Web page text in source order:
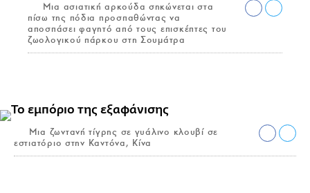
Μια ασιατική αρκούδα σηκώνεται στα
πίσω της πόδια προσπαθώντας να
αποσπάσει φαγητό από τους επισκέπτες του
ζωολογικού πάρκου στη Σουμάτρα
Μια ζωντανή τίγρης σε γυάλινο κλουβί σε
εστιατόριο στην Καντόνα, Κίνα